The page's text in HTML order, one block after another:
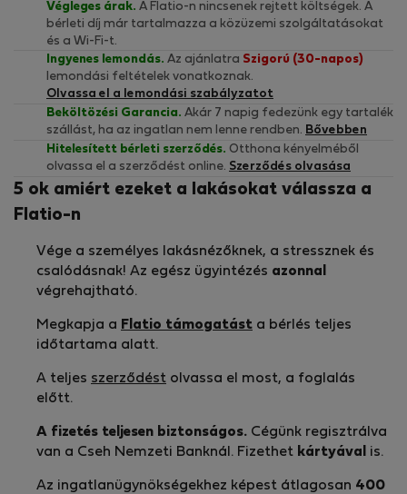
Végleges árak. A Flatio-n nincsenek rejtett költségek. A
bérleti díj már tartalmazza a közüzemi szolgáltatásokat
és a Wi-Fi-t.
Ingyenes lemondás. Az ajánlatra Szigorú (30-napos)
lemondási feltételek vonatkoznak.
Olvassa el a lemondási szabályzatot
Beköltözési Garancia. Akár 7 napig fedezünk egy tartalék
szállást, ha az ingatlan nem lenne rendben. Bővebben
Hitelesített bérleti szerződés. Otthona kényelméből
olvassa el a szerződést online. Szerződés olvasása
5 ok amiért ezeket a lakásokat válassza a
Flatio-n
Vége a személyes lakásnézőknek, a stressznek és
csalódásnak! Az egész ügyintézés azonnal
végrehajtható.
Megkapja a Flatio támogatást a bérlés teljes
időtartama alatt.
A teljes szerződést olvassa el most, a foglalás
előtt.
A fizetés teljesen biztonságos. Cégünk regisztrálva
van a Cseh Nemzeti Banknál. Fizethet kártyával is.
Az ingatlanügynökségekhez képest átlagosan 400